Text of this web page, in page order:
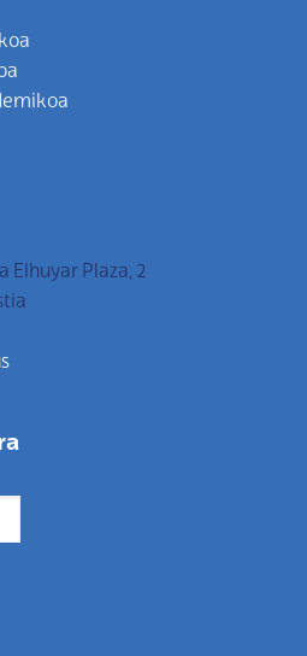
Elhuyar Plaza, 2